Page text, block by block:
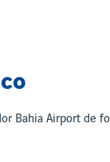
Bahia Airport de